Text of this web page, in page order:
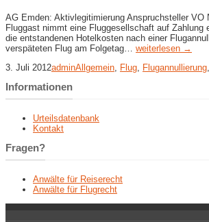
AG Emden: Aktivlegitimierung Anspruchsteller VO
Fluggast nimmt eine Fluggesellschaft auf Zahlung
die entstandenen Hotelkosten nach einer
verspäteten Flug am Folgetag… weiterlesen →
3. Juli 2012adminAllgemein, Flug, Flugannullierung,
Informationen
Urteilsdatenbank
Kontakt
Fragen?
Anwälte für Reiserecht
Anwälte für Flugrecht